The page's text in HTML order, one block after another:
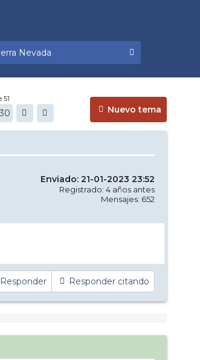
Nuevo tema
51
30
Enviado: 21-01-2023 23:52
Registrado: 4 años antes
Mensajes: 652
Responder Responder citando